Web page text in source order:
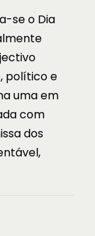
se o Dia
político e
uma em
com
dos